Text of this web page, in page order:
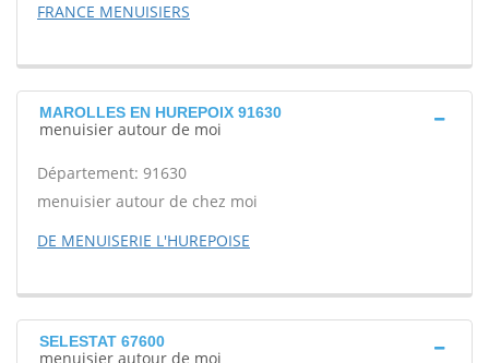
FRANCE MENUISIERS
MAROLLES EN HUREPOIX 91630
menuisier autour de moi
Département: 91630
menuisier autour de chez moi
DE MENUISERIE L'HUREPOISE
SELESTAT 67600
menuisier autour de moi